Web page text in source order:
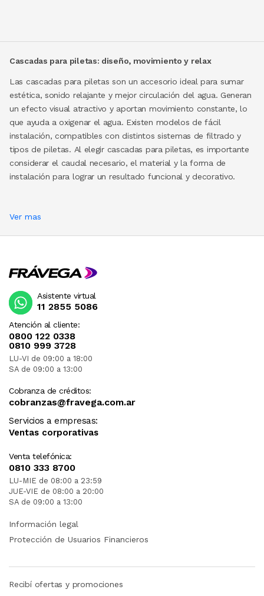
Cascadas para piletas: diseño, movimiento y relax
Las cascadas para piletas son un accesorio ideal para sumar
estética, sonido relajante y mejor circulación del agua. Generan
un efecto visual atractivo y aportan movimiento constante, lo
que ayuda a oxigenar el agua. Existen modelos de fácil
instalación, compatibles con distintos sistemas de filtrado y
tipos de piletas. Al elegir cascadas para piletas, es importante
considerar el caudal necesario, el material y la forma de
instalación para lograr un resultado funcional y decorativo.
Ver mas
Atención al cliente:
0800 122 0338
0810 999 3728
LU-VI de 09:00 a 18:00
SA de 09:00 a 13:00
Cobranza de créditos:
cobranzas@fravega.com.ar
Servicios a empresas:
Ventas corporativas
Venta telefónica:
0810 333 8700
LU-MIE de 08:00 a 23:59
JUE-VIE de 08:00 a 20:00
SA de 09:00 a 13:00
Asistente virtual
11 2855 5086
Información legal
Protección de Usuarios Financieros
Recibí ofertas y promociones